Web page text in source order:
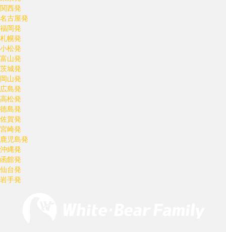
関西発
名古屋発
福岡発
札幌発
小松発
富山発
茨城発
岡山発
広島発
高松発
徳島発
佐賀発
宮崎発
鹿児島発
沖縄発
函館発
仙台発
岩手発